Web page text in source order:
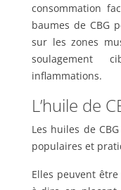
consommation
baumes de CBG
sur les zones
soulagement
inflammations.
L’huile de
Les huiles de
populaires et
Elles peuvent